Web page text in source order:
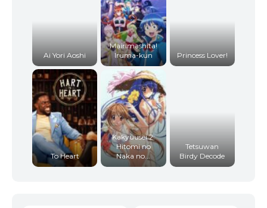
Ai Yori Aoshi
Mairimashita!
Iruma-kun
Princess Lover!
To Heart
Kakyuusei 2:
Hitomi no
Naka no...
Tetsuwan
Birdy Decode